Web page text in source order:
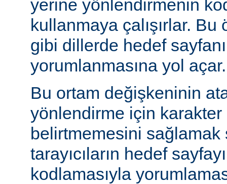
yerine yönlendirmenin
kullanmaya çalışırlar.
gibi dillerde hedef
yorumlanmasına yol açar.
Bu ortam değişkeninin
yönlendirme için karakter
belirtmemesini sağlamak
tarayıcıların hedef
kodlamasıyla